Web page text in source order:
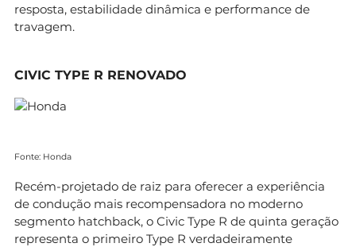
resposta, estabilidade dinâmica e performance de
travagem.
CIVIC TYPE R RENOVADO
Fonte: Honda
Recém-projetado de raiz para oferecer a experiência
de condução mais recompensadora no moderno
segmento hatchback, o Civic Type R de quinta geração
representa o primeiro Type R verdadeiramente